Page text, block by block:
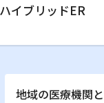
ハイブリッドER
地域の医療機関